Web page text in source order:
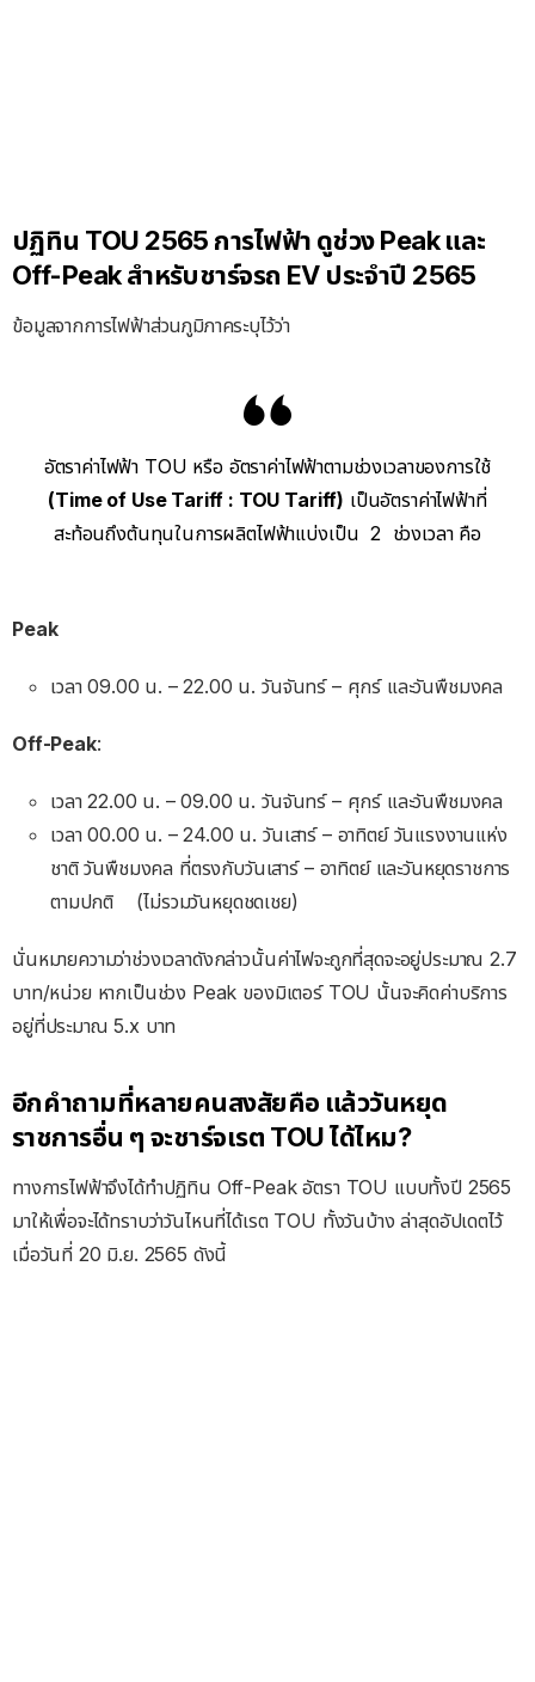
ปฏิทิน TOU 2565 การไฟฟ้า ดูช่วง Peak และ
Off-Peak สำหรับชาร์จรถ EV ประจำปี 2565
ข้อมูลจากการไฟฟ้าส่วนภูมิภาคระบุไว้ว่า
อัตราค่าไฟฟ้า TOU หรือ อัตราค่าไฟฟ้าตามช่วงเวลาของการใช้
(Time of Use Tariff : TOU Tariff) เป็นอัตราค่าไฟฟ้าที่
สะท้อนถึงต้นทุนในการผลิตไฟฟ้าแบ่งเป็น 2 ช่วงเวลา คือ
Peak
เวลา 09.00 น. – 22.00 น. วันจันทร์ – ศุกร์ และวันพืชมงคล
Off-Peak:
เวลา 22.00 น. – 09.00 น. วันจันทร์ – ศุกร์ และวันพืชมงคล
เวลา 00.00 น. – 24.00 น. วันเสาร์ – อาทิตย์ วันแรงงานแห่ง
ชาติ วันพืชมงคล ที่ตรงกับวันเสาร์ – อาทิตย์ และวันหยุดราชการ
ตามปกติ (ไม่รวมวันหยุดชดเชย)
นั่นหมายความว่าช่วงเวลาดังกล่าวนั้นค่าไฟจะถูกที่สุดจะอยู่ประมาณ 2.7
บาท/หน่วย หากเป็นช่วง Peak ของมิเตอร์ TOU นั้นจะคิดค่าบริการ
อยู่ที่ประมาณ 5.x บาท
อีกคำถามที่หลายคนสงสัยคือ แล้ววันหยุด
ราชการอื่น ๆ จะชาร์จเรต TOU ได้ไหม?
ทางการไฟฟ้าจึงได้ทำปฏิทิน Off-Peak อัตรา TOU แบบทั้งปี 2565
มาให้เพื่อจะได้ทราบว่าวันไหนที่ได้เรต TOU ทั้งวันบ้าง ล่าสุดอัปเดตไว้
เมื่อวันที่ 20 มิ.ย. 2565 ดังนี้